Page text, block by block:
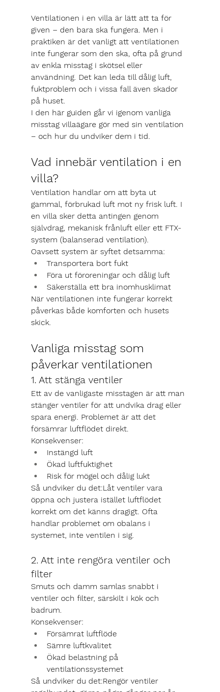
Ventilationen i en villa är lätt att ta för
given – den bara ska fungera. Men i
praktiken är det vanligt att ventilationen
inte fungerar som den ska, ofta på grund
av enkla misstag i skötsel eller
användning. Det kan leda till dålig luft,
fuktproblem och i vissa fall även skador
på huset.
I den här guiden går vi igenom vanliga
misstag villaägare gör med sin ventilation
– och hur du undviker dem i tid.
Vad innebär ventilation i en
villa?
Ventilation handlar om att byta ut
gammal, förbrukad luft mot ny frisk luft. I
en villa sker detta antingen genom
självdrag, mekanisk frånluft eller ett FTX-
system (balanserad ventilation).
Oavsett system är syftet detsamma:
Transportera bort fukt
Föra ut föroreningar och dålig luft
Säkerställa ett bra inomhusklimat
När ventilationen inte fungerar korrekt
påverkas både komforten och husets
skick.
Vanliga misstag som
påverkar ventilationen
1. Att stänga ventiler
Ett av de vanligaste misstagen är att man
stänger ventiler för att undvika drag eller
spara energi. Problemet är att det
försämrar luftflödet direkt.
Konsekvenser:
Instängd luft
Ökad luftfuktighet
Risk för mögel och dålig lukt
Så undviker du det:Låt ventiler vara
öppna och justera istället luftflödet
korrekt om det känns dragigt. Ofta
handlar problemet om obalans i
systemet, inte ventilen i sig.
2. Att inte rengöra ventiler och
filter
Smuts och damm samlas snabbt i
ventiler och filter, särskilt i kök och
badrum.
Konsekvenser:
Försämrat luftflöde
Sämre luftkvalitet
Ökad belastning på
ventilationssystemet
Så undviker du det:Rengör ventiler